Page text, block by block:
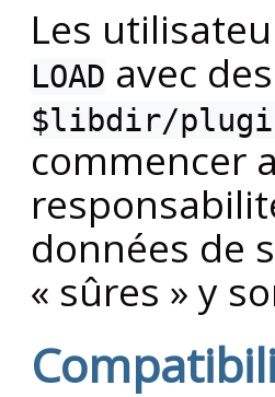
Les
LOAD avec
$libdir/
commencer
données de
« sûres »y